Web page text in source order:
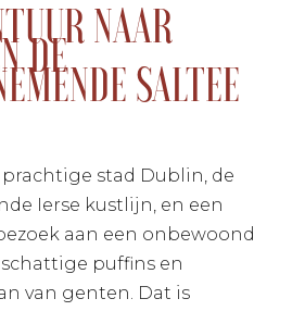
NAAR
DE
SALTEE
prachtige stad Dublin, de
Ierse kustlijn, en een
aan een onbewoond
puffins en
van genten. Dat is